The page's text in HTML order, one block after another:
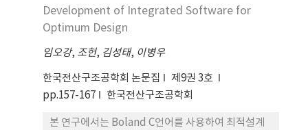
쉽게 자동화 할 수 있기 때문에 복잡한 영역의 요소망
을 최소한의 사용자 개입을 통해서 간편하게 처리할
즘은 곡면 요소망 생성이나, 적응적 요소망 생성등에
쉽게 확장하여 적용할 수 있다.
Development of Integrated Software for
Optimum Design
임오강, 조헌, 김성태, 이병우
한국전산구조공학회 논문집
제9권 3호
pp.157-167
한국전산구조공학회
본 연구에서는 Boland C언어를 사용하여 최적설계